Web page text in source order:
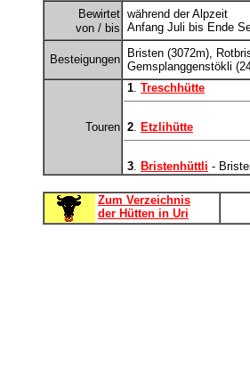
Bewirtet
von / bis
während der Alpzeit
Anfang Juli bis Ende
Besteigungen
Bristen (3072m),
Gemsplanggenstökli
Touren
1. Treschhütte
2. Etzlihütte
3. Bristenhüttli -
Zum Verzeichnis
der Hütten in Uri